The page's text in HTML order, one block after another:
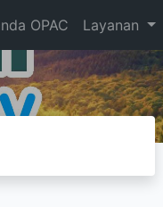
OPAC Layanan